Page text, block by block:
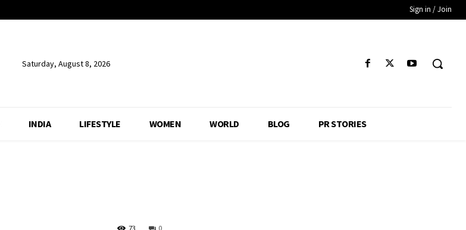
Sign in / Join
Saturday, August 8, 2026
INDIA LIFESTYLE WOMEN WORLD BLOG PR STORIES
0
73